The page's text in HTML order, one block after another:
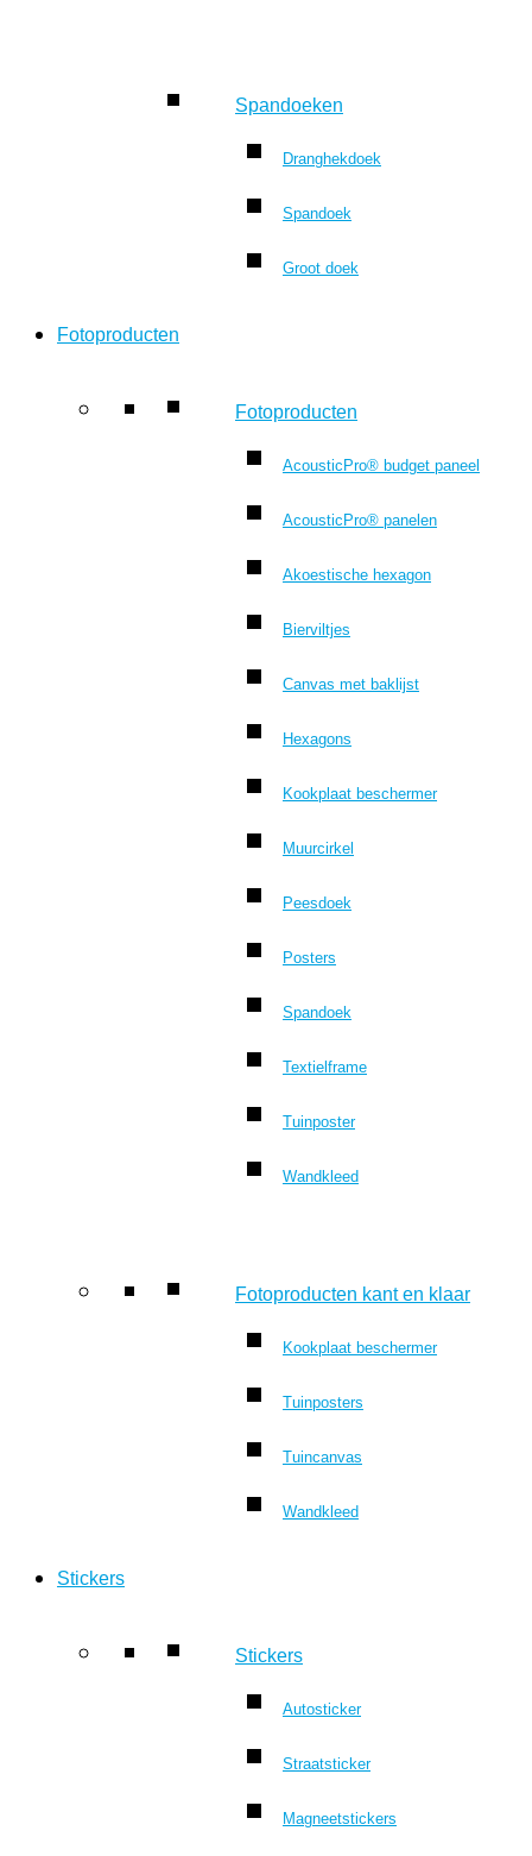
Spandoeken
Dranghekdoek
Spandoek
Groot doek
Fotoproducten
Fotoproducten
AcousticPro® budget paneel
AcousticPro® panelen
Akoestische hexagon
Bierviltjes
Canvas met baklijst
Hexagons
Kookplaat beschermer
Muurcirkel
Peesdoek
Posters
Spandoek
Textielframe
Tuinposter
Wandkleed
Fotoproducten kant en klaar
Kookplaat beschermer
Tuinposters
Tuincanvas
Wandkleed
Stickers
Stickers
Autosticker
Straatsticker
Magneetstickers